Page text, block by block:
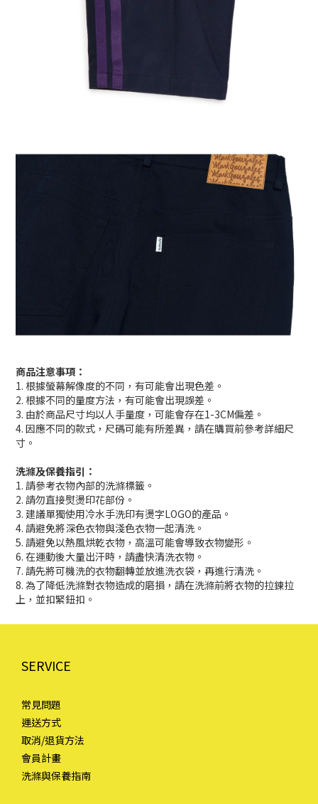
商品注意事項：
1. 根據螢幕解像度的不同，有可能會出現色差。
2. 根據不同的量度方法，有可能會出現誤差。
3. 由於商品尺寸均以人手量度，可能會存在1-3CM偏差。
4. 因應不同的款式，尺碼可能有所差異，請在購買前參考詳細尺
寸。
洗滌及保養指引：
1. 請參考衣物內部的洗滌標籤。
2. 請勿直接熨燙印花部份。
3. 建議單獨使用冷水手洗印有燙字LOGO的產品。
4. 請避免將深色衣物與淺色衣物一起清洗。
5. 請避免以熱風烘乾衣物，高溫可能會導致衣物變形。
6. 在運動後大量出汗時，請盡快清洗衣物。
7. 請先將可機洗的衣物翻轉並放進洗衣袋，再進行清洗。
8. 為了降低洗滌對衣物造成的磨損，請在洗滌前將衣物的拉鍊拉
上，並扣緊鈕扣。
SERVICE
常見問題
運送方式
取消/退貨方法
會員計畫
洗滌與保養指南